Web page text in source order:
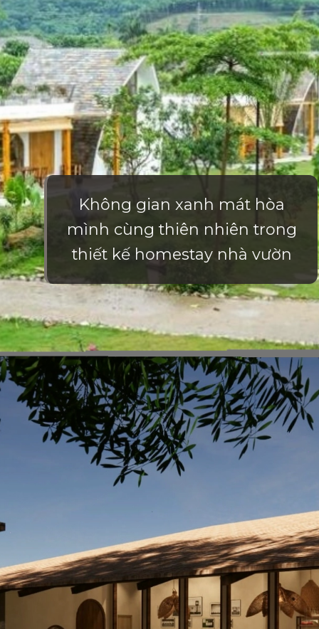
Không gian xanh mát hòa
mình cùng thiên nhiên trong
thiết kế homestay nhà vườn
Đang mở https://vietnamxua.edu.vn/thiet-ke-homestay-nha-vuon